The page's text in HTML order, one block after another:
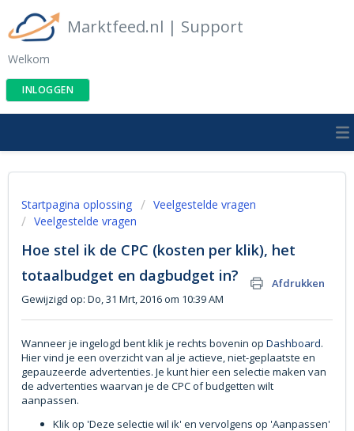
Marktfeed.nl | Support
Welkom
INLOGGEN
Startpagina oplossing
Veelgestelde vragen
Veelgestelde vragen
Hoe stel ik de CPC (kosten per klik), het
totaalbudget en dagbudget in?
Afdrukken
Gewijzigd op: Do, 31 Mrt, 2016 om 10:39 AM
Wanneer je ingelogd bent klik je rechts bovenin op Dashboard.
Hier vind je een overzicht van al je actieve, niet-geplaatste en
gepauzeerde advertenties. Je kunt hier een selectie maken van
de advertenties waarvan je de CPC of budgetten wilt
aanpassen.
Klik op 'Deze selectie wil ik' en vervolgens op 'Aanpassen'